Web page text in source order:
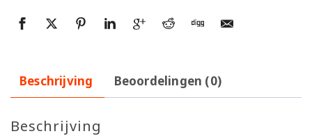
Beschrijving Beoordelingen (0)
Beschrijving